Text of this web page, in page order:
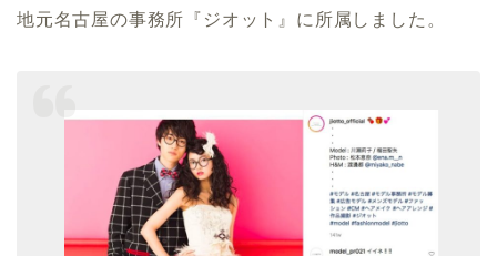
地元名古屋の事務所『ジオット』に所属しました。